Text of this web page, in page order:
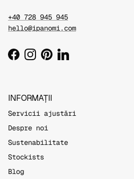
+40 728 945 945
hello@ipanomi.com
FacebookInstagram
Pinterest
LinkedIn
INFORMAȚII
Servicii ajustări
Despre noi
Sustenabilitate
Stockists
Blog